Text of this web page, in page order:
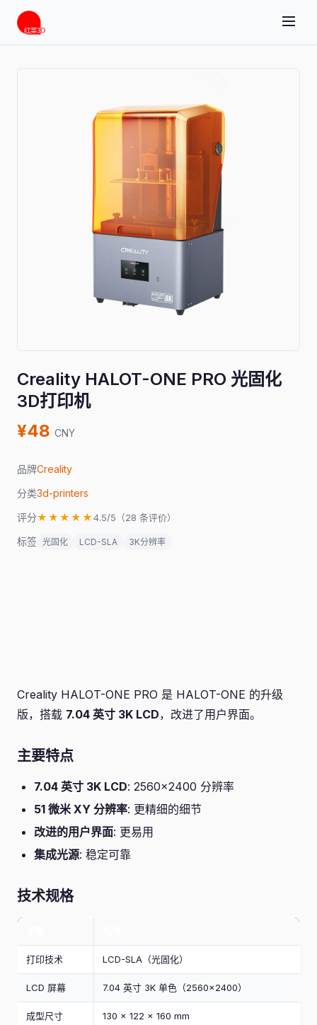
Creality HALOT-ONE PRO 光固化
3D打印机
¥48 CNY
品牌Creality
分类3d-printers
评分★★★★★ 4.5/5（28 条评价）
标签 光固化 LCD-SLA 3K分辨率
Creality HALOT-ONE PRO 是 HALOT-ONE 的升级
版，搭载 7.04 英寸 3K LCD，改进了用户界面。
主要特点
7.04 英寸 3K LCD: 2560×2400 分辨率
51 微米 XY 分辨率: 更精细的细节
改进的用户界面: 更易用
集成光源: 稳定可靠
技术规格
打印技术 LCD-SLA（光固化）
LCD 屏幕 7.04 英寸 3K 单色（2560×2400）
成型尺寸 130 × 122 × 160 mm